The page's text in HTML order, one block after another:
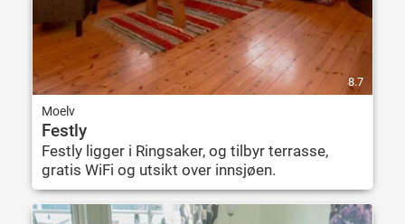
8.7
Moelv
Festly
Festly ligger i Ringsaker, og tilbyr terrasse,
gratis WiFi og utsikt over innsjøen.